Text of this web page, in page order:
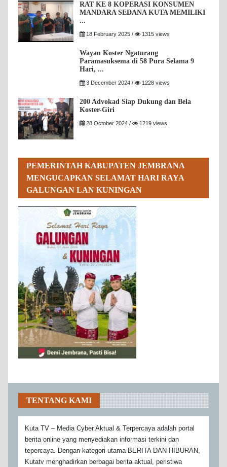
RAT KE 8 KOPERASI KONSUMEN
MANDARA SEDANA KUTA MEMILIKI
...
18 February 2025 / 1315 views
Wayan Koster Ngaturang
Paramasuksema di 58 Pura Selama 9
Hari, ...
3 December 2024 / 1228 views
200 Advokad Siap Dukung dan Bela
Koster-Giri
28 October 2024 / 1219 views
PEMERINTAH KABUPATEN JEMBRANA
MENGUCAPKAN SELAMAT HARI RAYA
GALUNGAN LAN KUNINGAN
TENTANG KAMI
Kuta TV – Media Cyber Aktual & Terpercaya adalah portal
berita online yang menyediakan informasi terkini dan
tepercaya. Dengan kategori utama BERITA DAN HIBURAN,
Kutatv menghadirkan berbagai berita aktual, peristiwa